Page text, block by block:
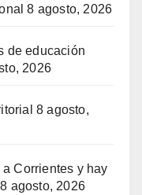
8 agosto, 2026
de educación
2026
8 agosto,
Corrientes y hay
8 agosto, 2026